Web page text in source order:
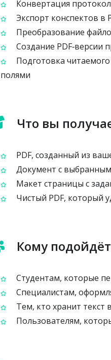
Конвертация
Экспорт конспектов в
Преобразование
Создание PDF‑версии
Подготовка
полями
Что вы
PDF, созданный из
Документ с
Макет страницы с
Чистый PDF, который
Кому
Студентам, которые
Специалистам,
Тем, кто хранит текст
Пользователям,